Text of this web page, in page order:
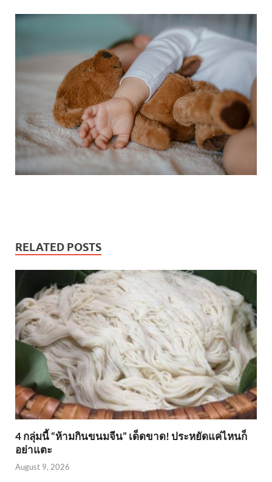
RELATED POSTS
4 กลุ่มนี้ “ห้ามกินขนมจีน” เด็ดขาด! ประหยัดแค่ไหนก็
อย่าแตะ
August 9, 2026